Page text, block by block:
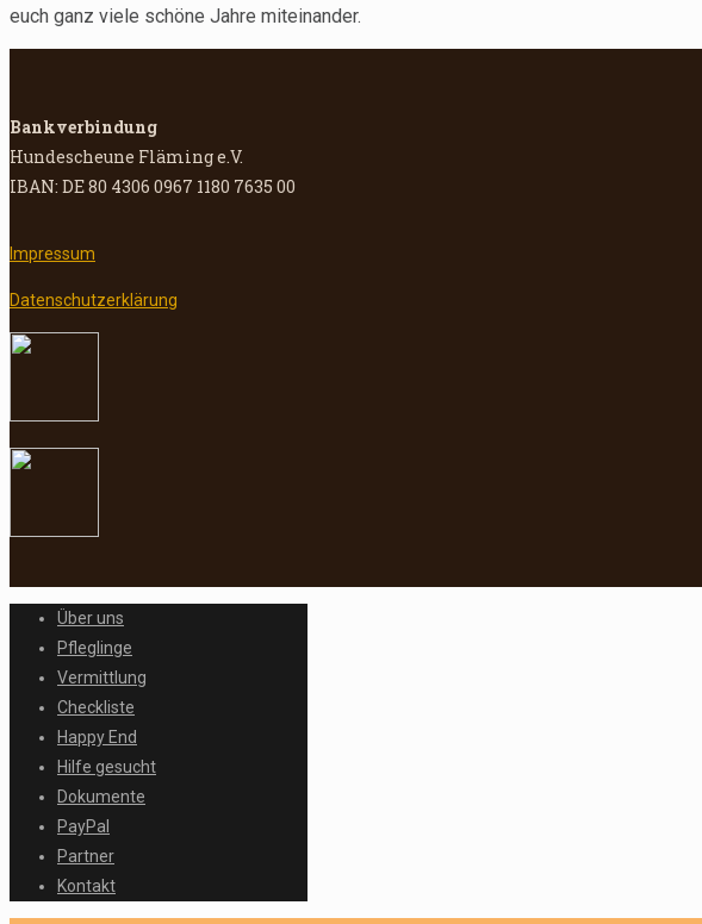
euch ganz viele schöne Jahre miteinander.
Bankverbindung
Hundescheune Fläming e.V.
IBAN: DE 80 4306 0967 1180 7635 00
Impressum
Datenschutzerklärung
Über uns
Pfleglinge
Vermittlung
Checkliste
Happy End
Hilfe gesucht
Dokumente
PayPal
Partner
Kontakt